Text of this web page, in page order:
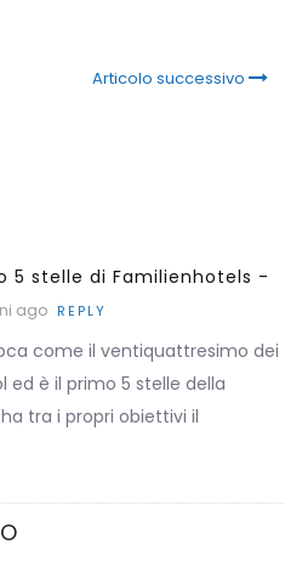
Articolo successivo
5 stelle di Familienhotels -
ago REPLY
come il ventiquattresimo dei
ed è il primo 5 stelle della
tra i propri obiettivi il